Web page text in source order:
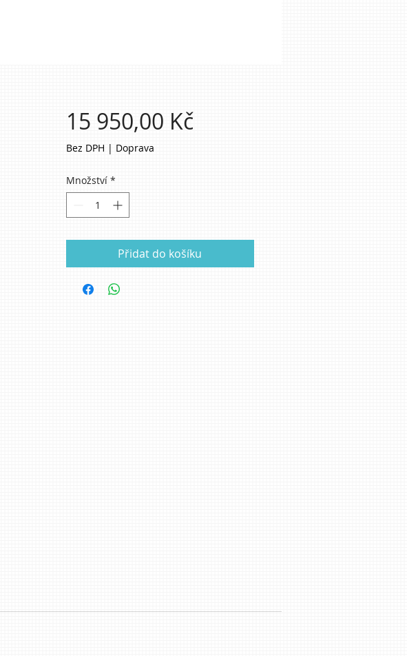
15 950,00 KčCena
Bez DPH | Doprava
Množství *
Přidat do košíku